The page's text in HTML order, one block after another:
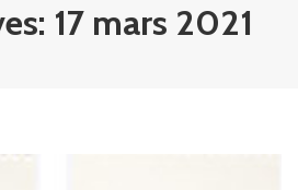
17 mars 2021